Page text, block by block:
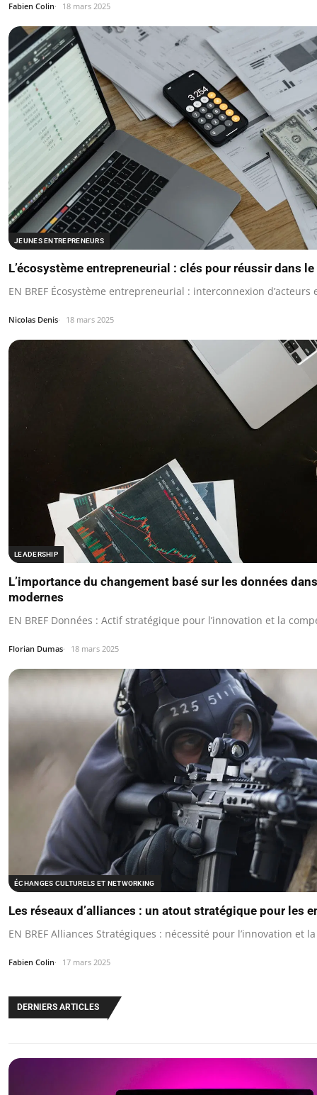
Fabien Colin 18 mars 2025
JEUNES ENTREPRENEURS
L’écosystème entrepreneurial : clés pour réussir dans
EN BREF Écosystème entrepreneurial : interconnexion d’acteurs
Nicolas Denis 18 mars 2025
LEADERSHIP
L’importance du changement basé sur les données
modernes
EN BREF Données : Actif stratégique pour l’innovation et la
Florian Dumas 18 mars 2025
ÉCHANGES CULTURELS ET NETWORKING
Les réseaux d’alliances : un atout stratégique pour les
EN BREF Alliances Stratégiques : nécessité pour l’innovation et
Fabien Colin 17 mars 2025
DERNIERS ARTICLES